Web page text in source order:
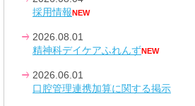
採用情報 NEW
2026.08.01
精神科デイケアふれんずNEW
2026.06.01
口腔管理連携加算に関する掲示